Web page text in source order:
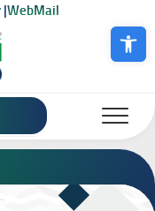
Abrir a
|WebMail